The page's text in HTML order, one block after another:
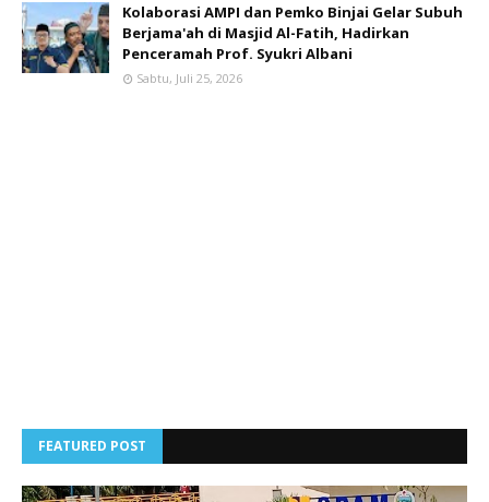
Kolaborasi AMPI dan Pemko Binjai Gelar Subuh
Berjama'ah di Masjid Al-Fatih, Hadirkan
Penceramah Prof. Syukri Albani
Sabtu, Juli 25, 2026
FEATURED POST